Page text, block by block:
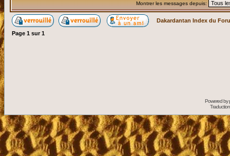
Montrer les messages depuis:
Dakardantan Index du
Page 1 sur1
Powered by